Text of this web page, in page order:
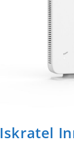
Iskratel